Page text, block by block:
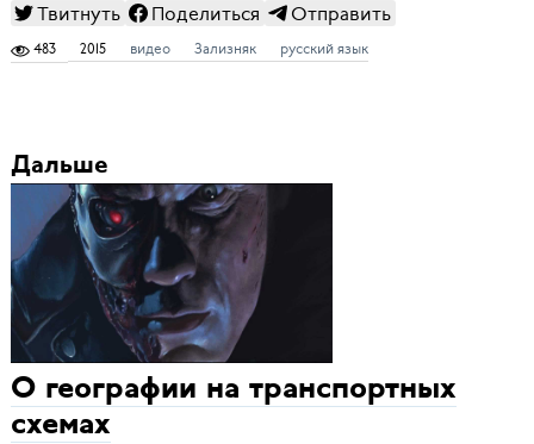
Твитнуть
Поделиться Отправить
483 2015 видео Зализняк русский язык
Дальше
О географии на транспортных
схемах